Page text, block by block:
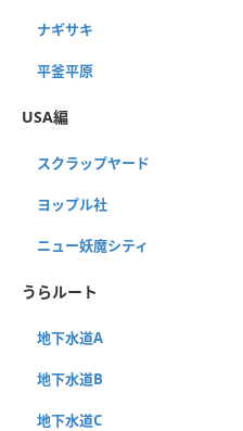
ナギサキ
平釜平原
USA編
スクラップヤード
ヨップル社
ニュー妖魔シティ
うらルート
地下水道A
地下水道B
地下水道C